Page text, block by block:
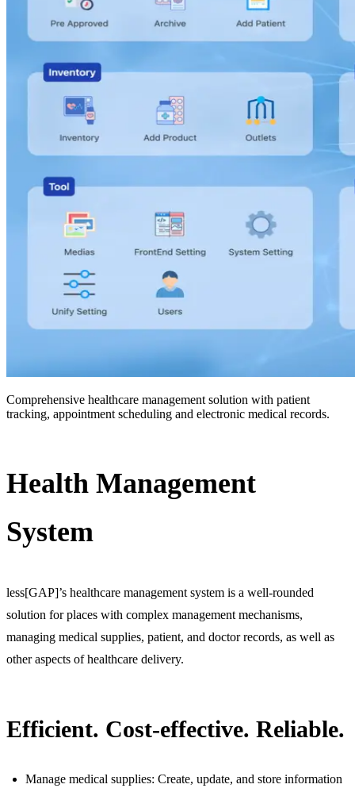
Comprehensive healthcare management solution with patient
tracking, appointment scheduling and electronic medical records.
Health Management
System
less[GAP]’s healthcare management system is a well-rounded
solution for places with complex management mechanisms,
managing medical supplies, patient, and doctor records, as well as
other aspects of healthcare delivery.
Efficient. Cost-effective. Reliable.
Manage medical supplies: Create, update, and store information